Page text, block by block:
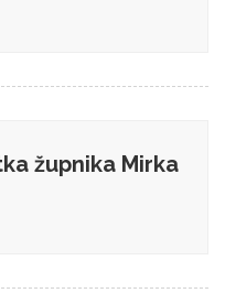
župnika Mirka